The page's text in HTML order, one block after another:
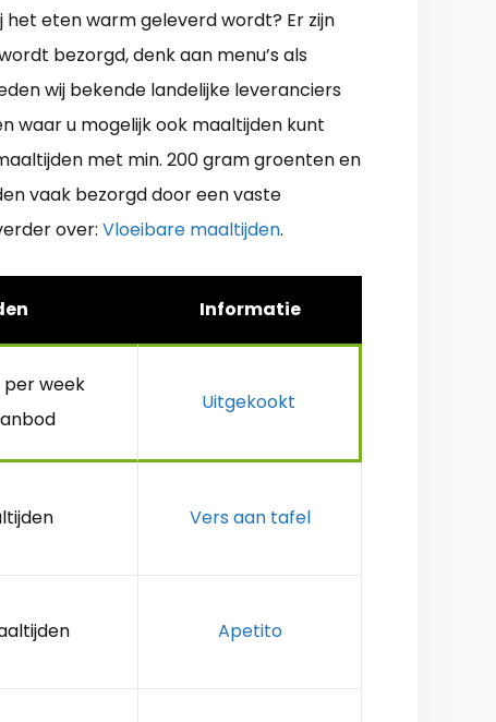
eten warm geleverd wordt? Er zijn
bezorgd, denk aan menu’s als
wij bekende landelijke leveranciers
waar u mogelijk ook maaltijden kunt
met min. 200 gram groenten en
vaak bezorgd door een vaste
over: Vloeibare maaltijden.
Informatie
week
Uitgekookt
Vers aan tafel
Apetito